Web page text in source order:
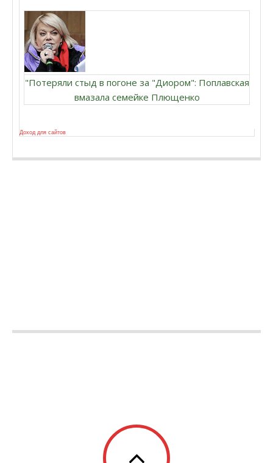
"Потеряли стыд в погоне за "Диором": Поплавская
вмазала семейке Плющенко
Доход для сайтов